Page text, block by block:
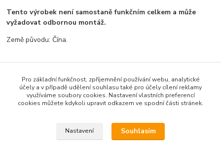
Tento výrobek není samostaně funkčním celkem a může
vyžadovat odbornou montáž.
Země původu: Čína.
Zboží zařazeno v kategoriích
Všechno zboží
Pro základní funkčnost, zpříjemnění používání webu, analytické
účely a v případě udělení souhlasu také pro účely cílení reklamy
využíváme soubory cookies. Nastavení vlastních preferencí
cookies můžete kdykoli upravit odkazem ve spodní části stránek.
Nastavení Souhlasím